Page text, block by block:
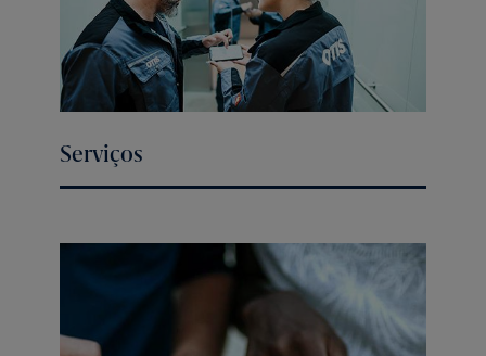
Serviços